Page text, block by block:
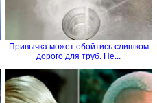
Привычка может обойтись слишком
дорого для труб. Не...